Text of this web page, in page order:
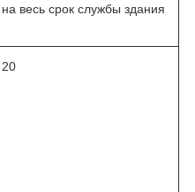
на весь срок службы здания
20